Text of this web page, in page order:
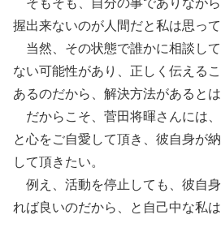
そもそも、自分の事でありながら
握出来ないのが人間だと私は思っ
当然、その状態で誰かに相談して
ない可能性があり、 正しく伝える
あるのだから、 解決方法があると
だからこそ、菅田将暉さんには、
と心をご自愛して頂き、 彼自身が
して頂きたい。
例え、活動を停止しても、彼自身
れば良いのだから、
と自己中な私